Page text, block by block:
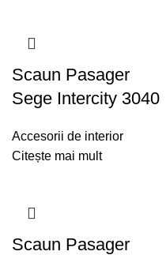
Scaun Pasager
Sege Intercity 3040
Accesorii de interior
Citește mai mult
Scaun Pasager